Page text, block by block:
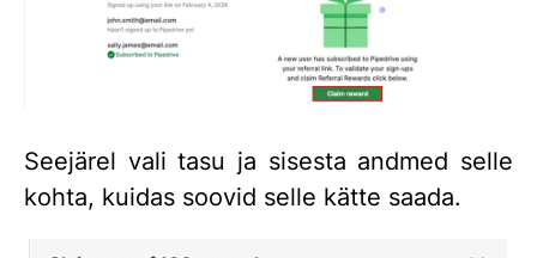
Seejärel vali tasu ja sisesta andmed selle
kohta, kuidas soovid selle kätte saada.